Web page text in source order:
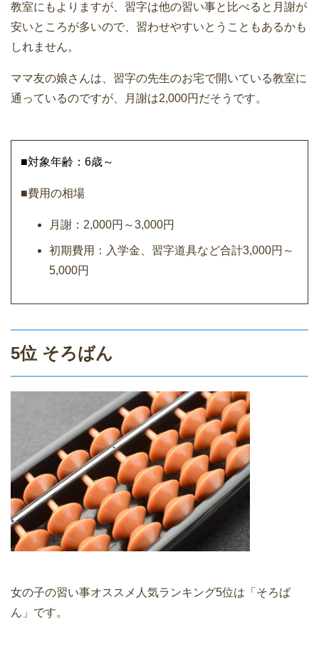
教室にもよりますが、習字は他の習い事と比べると月謝が
安いところが多いので、習わせやすいとうこともあるかも
しれません。
ママ友の娘さんは、習字の先生のお宅で開いている教室に
通っているのですが、月謝は2,000円だそうです。
■対象年齢：6歳～
■費用の相場
月謝：2,000円～3,000円
初期費用：入学金、習字道具など合計3,000円～
5,000円
5位 そろばん
女の子の習い事オススメ人気ランキング5位は「そろば
ん」です。